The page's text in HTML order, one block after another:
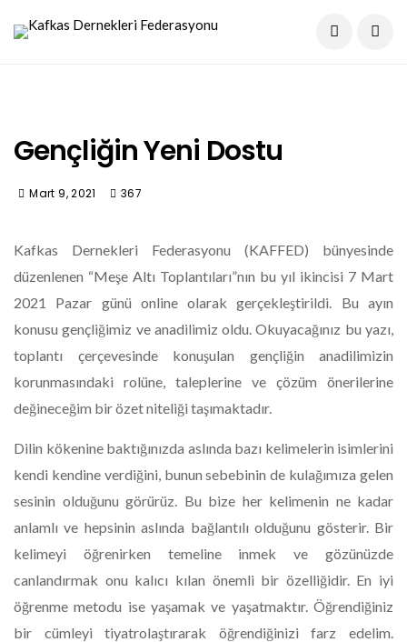
Gençliğin Yeni Dostu
Mart 9, 2021 367
Kafkas Dernekleri Federasyonu (KAFFED) bünyesinde
düzenlenen “Meşe Altı Toplantıları”nın bu yıl ikincisi 7 Mart
2021 Pazar günü online olarak gerçekleştirildi. Bu ayın
konusu gençliğimiz ve anadilimiz oldu. Okuyacağınız bu yazı,
toplantı çerçevesinde konuşulan gençliğin anadilimizin
korunmasındaki rolüne, taleplerine ve çözüm önerilerine
değineceğim bir özet niteliği taşımaktadır.
Dilin kökenine baktığınızda aslında bazı kelimelerin isimlerini
kendi kendine verdiğini, bunun sebebinin de kulağımıza gelen
sesinin olduğunu görürüz. Bu bize her kelimenin ne kadar
anlamlı ve hepsinin aslında bağlantılı olduğunu gösterir. Bir
kelimeyi öğrenirken temeline inmek ve gözünüzde
canlandırmak onu kalıcı kılan önemli bir özelliğidir. En iyi
öğrenme metodu ise yaşamak ve yaşatmaktır. Öğrendiğiniz
bir cümleyi tiyatrolaştırarak öğrendiğinizi farz edelim.